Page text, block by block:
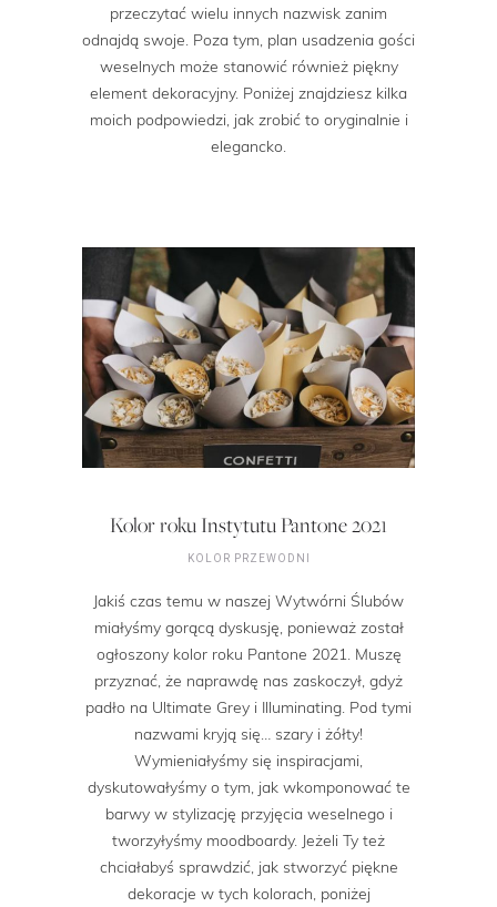
przeczytać wielu innych nazwisk zanim
odnajdą swoje. Poza tym, plan usadzenia gości
weselnych może stanowić również piękny
element dekoracyjny. Poniżej znajdziesz kilka
moich podpowiedzi, jak zrobić to oryginalnie i
elegancko.
Kolor roku Instytutu Pantone 2021
KOLOR PRZEWODNI
Jakiś czas temu w naszej Wytwórni Ślubów
miałyśmy gorącą dyskusję, ponieważ został
ogłoszony kolor roku Pantone 2021. Muszę
przyznać, że naprawdę nas zaskoczył, gdyż
padło na Ultimate Grey i Illuminating. Pod tymi
nazwami kryją się… szary i żółty!
Wymieniałyśmy się inspiracjami,
dyskutowałyśmy o tym, jak wkomponować te
barwy w stylizację przyjęcia weselnego i
tworzyłyśmy moodboardy. Jeżeli Ty też
chciałabyś sprawdzić, jak stworzyć piękne
dekoracje w tych kolorach, poniżej